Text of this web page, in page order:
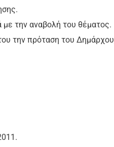
την αναβολή του θέματος.
την πρόταση του